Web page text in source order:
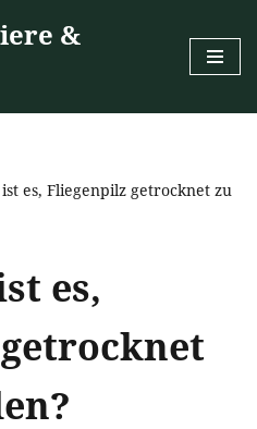
&
es, Fliegenpilz getrocknet zu
es,